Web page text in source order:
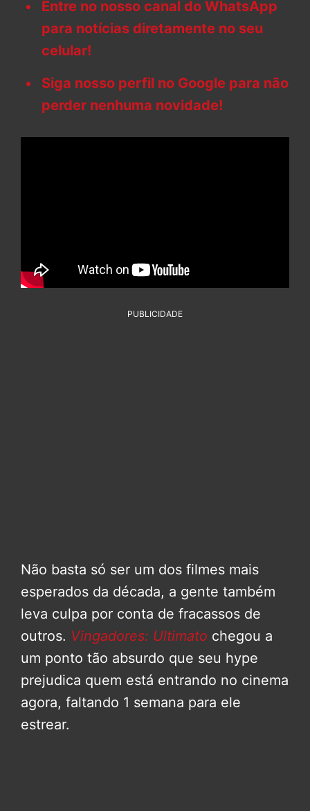
Entre no nosso canal do WhatsApp
para notícias diretamente no seu
celular!
Siga nosso perfil no Google para não
perder nenhuma novidade!
PUBLICIDADE
Não basta só ser um dos filmes mais
esperados da década, a gente também
leva culpa por conta de fracassos de
outros. Vingadores: Ultimato chegou a
um ponto tão absurdo que seu hype
prejudica quem está entrando no cinema
agora, faltando 1 semana para ele
estrear.